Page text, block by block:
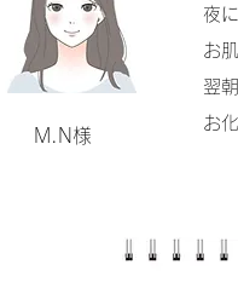
M.N様
夜
お
翌
お